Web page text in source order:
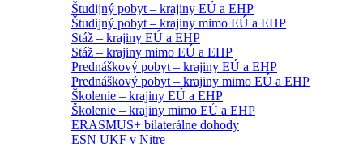
Študijný pobyt – krajiny EÚ a EHP
Študijný pobyt – krajiny mimo EÚ a EHP
Stáž – krajiny EÚ a EHP
Stáž – krajiny mimo EÚ a EHP
Prednáškový pobyt – krajiny EÚ a EHP
Prednáškový pobyt – krajiny mimo EÚ a EHP
Školenie – krajiny EÚ a EHP
Školenie – krajiny mimo EÚ a EHP
ERASMUS+ bilaterálne dohody
ESN UKF v Nitre